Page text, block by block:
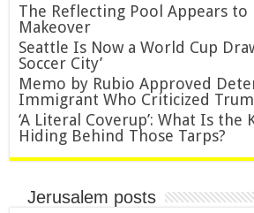
The Reflecting Pool Appears to
Makeover
Seattle Is Now a World Cup
Soccer City’
Memo by Rubio Approved
Immigrant Who Criticized
‘A Literal Coverup’: What Is the
Hiding Behind Those Tarps?
Jerusalem posts